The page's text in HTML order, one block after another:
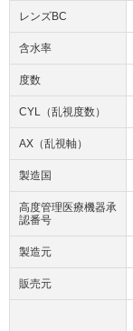
レンズBC
含水率
度数
CYL（乱視度数）
AX（乱視軸）
製造国
高度管理医療機器承
認番号
製造元
販売元